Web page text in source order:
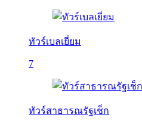
ทัวร์เบลเยี่ยม
7
ทัวร์สาธารณรัฐเช็ก